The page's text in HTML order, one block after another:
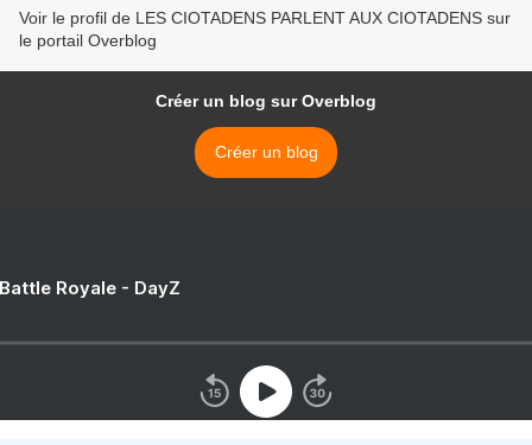
Voir le profil de LES CIOTADENS PARLENT AUX CIOTADENS sur
le portail Overblog
Créer un blog sur Overblog
Créer un blog
Royale - DayZ